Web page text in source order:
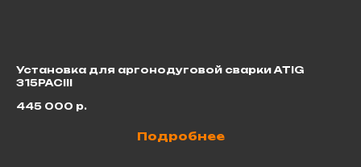
Установка для аргонодуговой сварки ATIG
315PACIII
445 000 р.
Подробнее